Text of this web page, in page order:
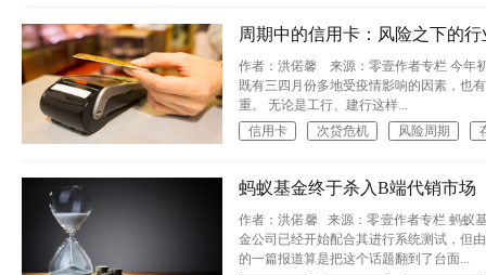
周期中的信用卡：风险之下的
作者：洪偌馨 来源：零壹作者专栏 今年
既有三四月份多地受疫情影响的因素，也
重。 无论是工行、建行这样...
信用卡
次贷危机 风险周期
蚂蚁基金终于杀入B端代销市场
作者：洪偌馨 来源：零壹作者专栏 蚂蚁
金公司已经开始配合其进行系统测试，但
的一篇报道算是把这个话题翻到了台面...